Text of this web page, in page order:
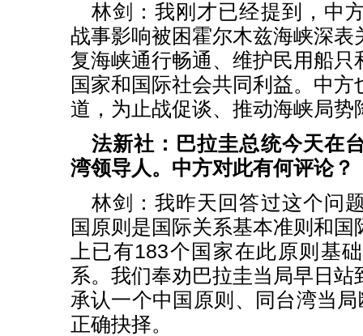
林剑：我刚才已经提到，中
战事影响被困霍尔木兹海峡深表
复海峡通行畅通、维护民用船只
国家和国际社会共同利益。中
道，为止战促谈、推动海峡局势
法新社：巴拉圭总统今天在
湾领导人。中方对此有何评论？
林剑：我昨天回答过这个问
国原则是国际关系基本准则和
上已有183个国家在此原则基
系。我们奉劝巴拉圭当局早日
承认一个中国原则、同台湾当局
正确抉择。